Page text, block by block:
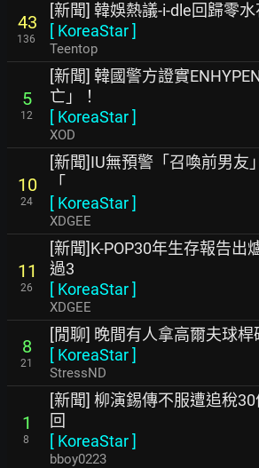
43
136
[新聞] 韓娛熱議-i-dle回歸零水
[ KoreaStar]
Teentop
5
12
[新聞] 韓國警方證實
亡」！
[ KoreaStar]
XOD
10
24
[新聞]IU無預警「召喚前男友
「
[ KoreaStar]
XDGEE
11
26
[新聞]K-POP30年生存報告出
過3
[ KoreaStar]
XDGEE
8
21
[閒聊] 晚間有人拿高爾夫球桿
[ KoreaStar]
StressND
1
8
[新聞] 柳演錫傳不服遭追稅
回
[ KoreaStar]
bboy0223